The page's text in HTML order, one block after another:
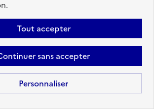
Tout accepter
sans accepter
Personnaliser
:Territoriale
:
le 30 juillet 2026
favoris: Animateur maison de quartier -